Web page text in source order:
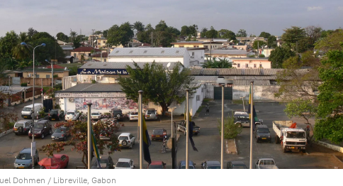
Dohmen / Libreville, Gabon